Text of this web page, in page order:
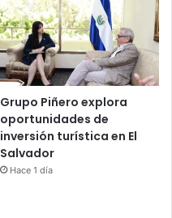
Grupo Piñero explora
oportunidades de
inversión turística en El
Salvador
Hace 1 día